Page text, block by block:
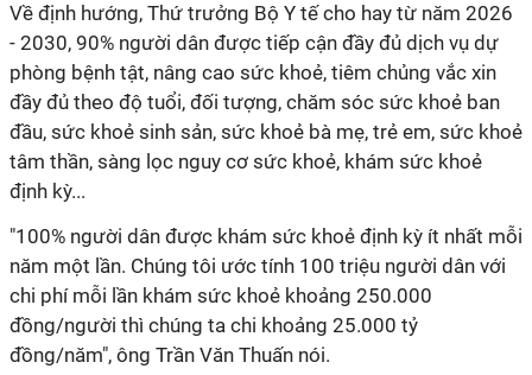
Về định hướng, Thứ trưởng Bộ Y tế cho hay từ năm 2026
- 2030, 90% người dân được tiếp cận đầy đủ dịch vụ dự
phòng bệnh tật, nâng cao sức khoẻ, tiêm chủng vắc xin
đầy đủ theo độ tuổi, đối tượng, chăm sóc sức khoẻ ban
đầu, sức khoẻ sinh sản, sức khoẻ bà mẹ, trẻ em, sức khoẻ
tâm thần, sàng lọc nguy cơ sức khoẻ, khám sức khoẻ
định kỳ...
"100% người dân được khám sức khoẻ định kỳ ít nhất mỗi
năm một lần. Chúng tôi ước tính 100 triệu người dân với
chi phí mỗi lần khám sức khoẻ khoảng 250.000
đồng/người thì chúng ta chi khoảng 25.000 tỷ
đồng/năm", ông Trần Văn Thuấn nói.